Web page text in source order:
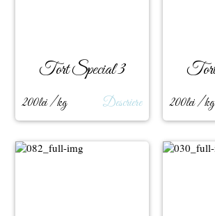
Tort Special 3
200lei / kg Descriere 200lei / kg